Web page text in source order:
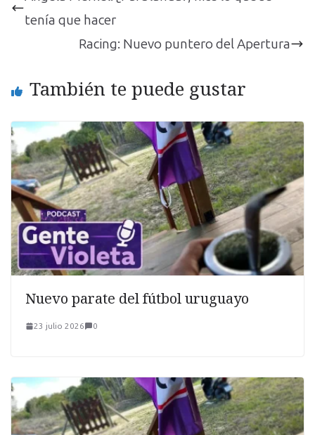
tenía que hacer
Racing: Nuevo puntero del Apertura
También te puede gustar
Nuevo parate del fútbol uruguayo
23 julio 2026 0